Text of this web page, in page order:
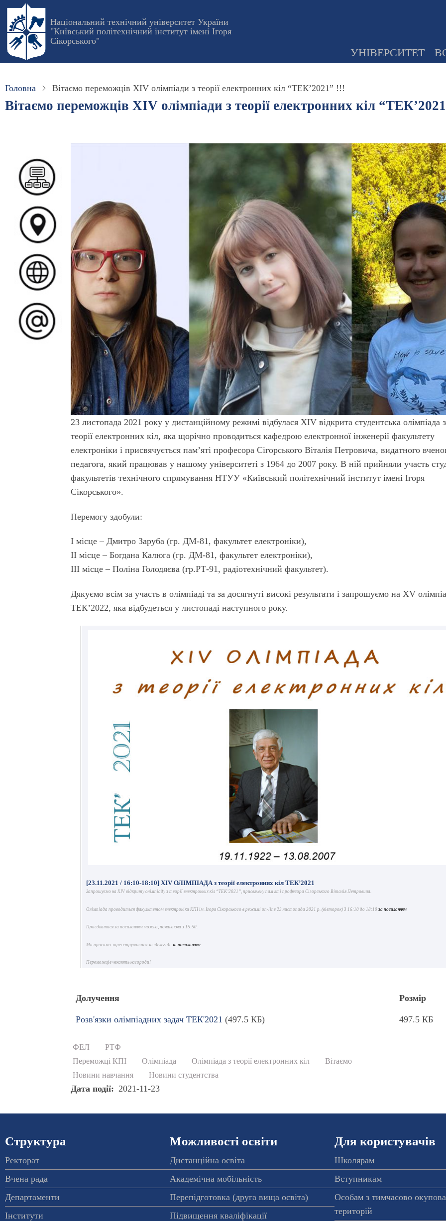
Перейти
основного
вмісту
Національний технічний університет України
"Київський політехнічний інститут імені Ігоря
Сікорського"
УНІВЕРСИТЕТ
Головна Вітаємо переможців ХIV олімпіади з теорії електронних кіл “ТЕК’2021” !!!
Вітаємо переможців ХIV олімпіади з теорії електронних кіл
23 листопада 2021 року у дистанційному режимі відбулася XIV відкрита студентська олімпіада з
теорії електронних кіл, яка щорічно проводиться кафедрою електронної інженерії факультету
електроніки і присвячується пам’яті професора Сігорського Віталія Петровича, видатного
педагога, який працював у нашому університеті з 1964 до 2007 року. В ній прийняли участь
факультетів технічного спрямування НТУУ «Київський політехнічний інститут імені Ігоря
Сікорського».
Перемогу здобули:
І місце – Дмитро Заруба (гр. ДМ-81, факультет електроніки),
ІI місце – Богдана Калюга (гр. ДМ-81, факультет електроніки),
IIІ місце – Поліна Голодяєва (гр.РТ-91, радіотехнічний факультет).
Дякуємо всім за участь в олімпіаді та за досягнуті високі результати і запрошуємо на XV
ТЕК’2022, яка відбудеться у листопаді наступного року.
[23.11.2021 / 16:10-18:10] XIV ОЛІМПІАДА з теорії електронних кіл ТЕК’2021
Запрошуємо на XIV відкриту олімпіаду з теорії електронних кіл “ТЕК’2021”, присвячену пам'яті профеcора Сігорського Віталія Петровича.
Олімпіада проводиться факультетом електроніки КПІ ім. Ігоря Сікорського в режимі on-line 23 листопада 2021 р. (вівторок) 3 16:10 до 18:10за посиланням
Приєднатися за посиланням можна, починаючи з 15:50.
Ми просимо зареєструватися зазделегідьза посиланням
Переможців чекають нагороди!
Долучення Розмір
Розв'язки олімпіадних задач ТЕК'2021 (497.5 КБ) 497.5 КБ
ФЕЛ
РТФ
Переможці КПІ
Олімпіада Олімпіада з теорії електронних кіл
Вітаємо
Новини навчання
Новини студентства
Дата події 2021-11-23
Структура
Ректорат
Вчена рада
Департаменти
Інститути
Можливості освіти
Дистанційна освіта
Академічна мобільність
Перепідготовка (друга вища освіта)
Підвищення кваліфікації
Для користувачів
Школярам
Вступникам
Особам з тимчасово
територій